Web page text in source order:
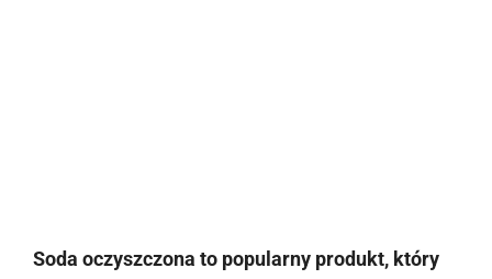
Soda oczyszczona to popularny produkt, który